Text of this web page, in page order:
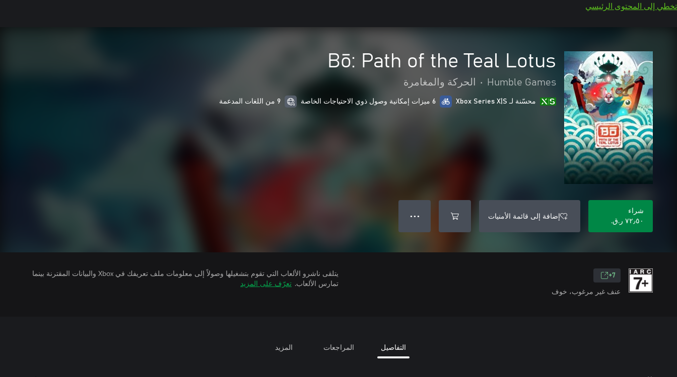
تخطي إلى المحتوى الرئيسي
Bō: Path of the Teal Lotus
Humble Games
• الحركة والمغامرة
محسّنة لـ Xbox Series X|S 6 ميزات إمكانية وصول ذوي الاحتياجات الخاصة 9 من اللغات المدعمة
شراء
٧٢٫٥٠ ر.ق.‏
إضافة إلى قائمة الأمنيات ● ● ●
7+
عنف غير مرغوب، خوف
يتلقى ناشرو الألعاب التي تقوم بتشغيلها وصولاً إلى معلومات ملف تعريفك في Xbox والبيانات المقترنة بينما
تمارس الألعاب. تعرّف على المزيد
التفاصيل المراجعات المزيد